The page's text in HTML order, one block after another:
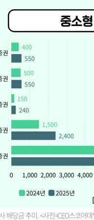
배당금 추이. <사진=CEO스코어